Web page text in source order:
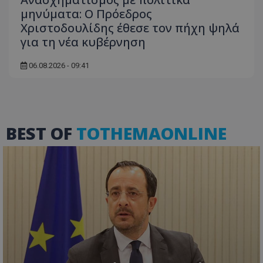
μηνύματα: Ο Πρόεδρος
Χριστοδουλίδης έθεσε τον πήχη ψηλά
για τη νέα κυβέρνηση
06.08.2026 - 09:41
BEST OF TOTHEMAONLINE